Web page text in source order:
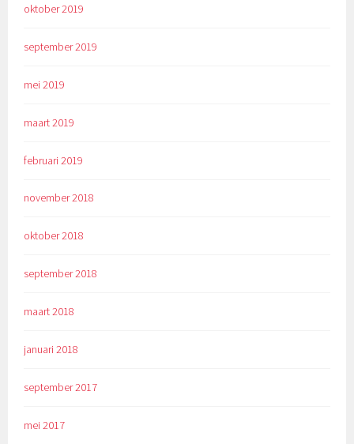
oktober 2019
september 2019
mei 2019
maart 2019
februari 2019
november 2018
oktober 2018
september 2018
maart 2018
januari 2018
september 2017
mei 2017